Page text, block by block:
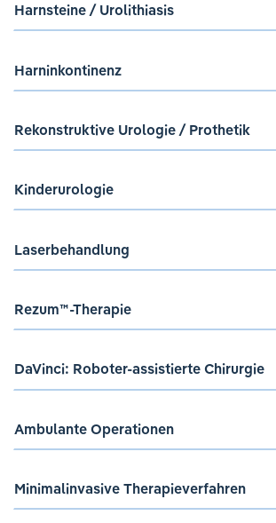
Harnsteine / Urolithiasis
Harninkontinenz
Rekonstruktive Urologie / Prothetik
Kinderurologie
Laserbehandlung
Rezum™-Therapie
DaVinci: Roboter-assistierte Chirurgie
Ambulante Operationen
Minimalinvasive Therapieverfahren